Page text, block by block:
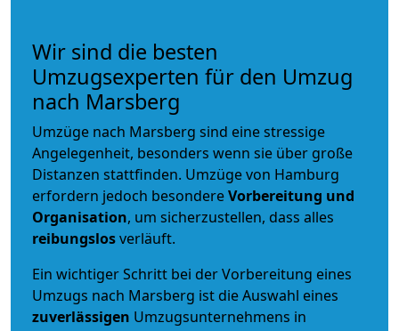
Wir sind die besten
Umzugsexperten für den Umzug
nach Marsberg
Umzüge nach Marsberg sind eine stressige
Angelegenheit, besonders wenn sie über große
Distanzen stattfinden. Umzüge von Hamburg
erfordern jedoch besondereVorbereitung und
Organisation, um sicherzustellen, dass alles
reibungslosverläuft.
Ein wichtiger Schritt bei der Vorbereitung eines
Umzugs nach Marsberg ist die Auswahl eines
zuverlässigen Umzugsunternehmens in